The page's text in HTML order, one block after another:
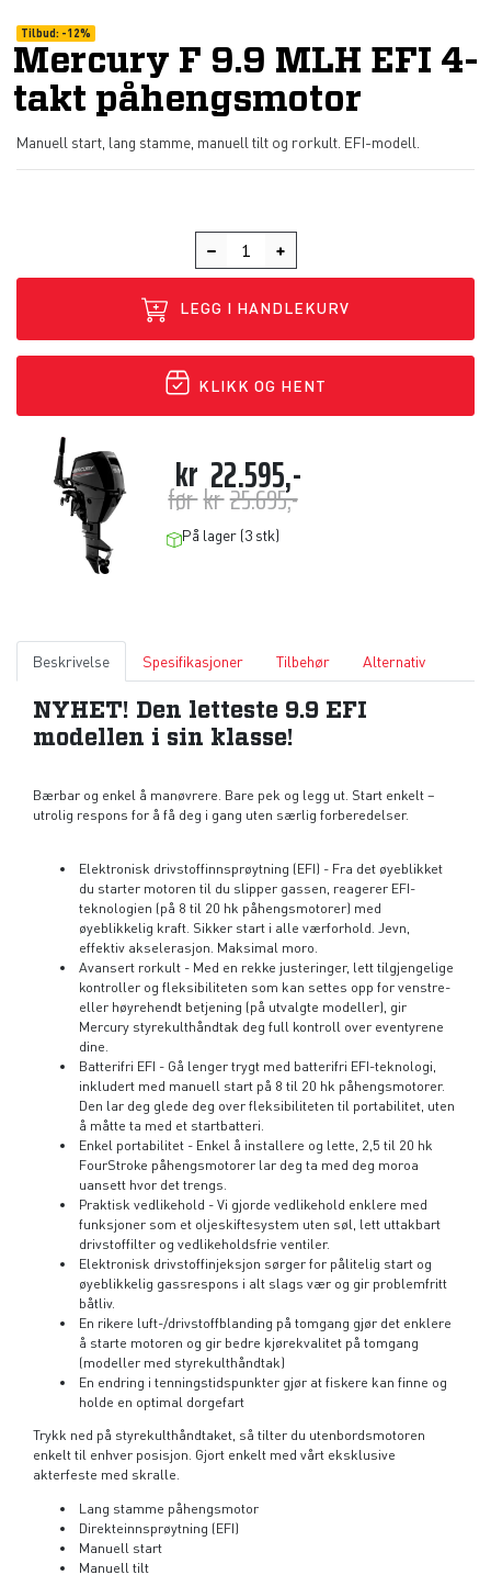
Tilbud: -12%
Mercury F 9.9 MLH EFI 4-
takt påhengsmotor
Manuell start, lang stamme, manuell tilt og rorkult. EFI-modell.
LEGG I HANDLEKURV
KLIKK OG HENT
kr 22.595,-
førkr25.695,-
På lager (3 stk)
Beskrivelse Spesifikasjoner Tilbehør Alternativ
NYHET! Den letteste 9.9 EFI
modellen i sin klasse!
Bærbar og enkel å manøvrere. Bare pek og legg ut. Start enkelt –
utrolig respons for å få deg i gang uten særlig forberedelser.
Elektronisk drivstoffinnsprøytning (EFI) - Fra det øyeblikket
du starter motoren til du slipper gassen, reagerer EFI-
teknologien (på 8 til 20 hk påhengsmotorer) med
øyeblikkelig kraft. Sikker start i alle værforhold. Jevn,
effektiv akselerasjon. Maksimal moro.
Avansert rorkult - Med en rekke justeringer, lett tilgjengelige
kontroller og fleksibiliteten som kan settes opp for venstre-
eller høyrehendt betjening (på utvalgte modeller), gir
Mercury styrekulthåndtak deg full kontroll over eventyrene
dine.
Batterifri EFI - Gå lenger trygt med batterifri EFI-teknologi,
inkludert med manuell start på 8 til 20 hk påhengsmotorer.
Den lar deg glede deg over fleksibiliteten til portabilitet, uten
å måtte ta med et startbatteri.
Enkel portabilitet - Enkel å installere og lette, 2,5 til 20 hk
FourStroke påhengsmotorer lar deg ta med deg moroa
uansett hvor det trengs.
Praktisk vedlikehold - Vi gjorde vedlikehold enklere med
funksjoner som et oljeskiftesystem uten søl, lett uttakbart
drivstoffilter og vedlikeholdsfrie ventiler.
Elektronisk drivstoffinjeksjon sørger for pålitelig start og
øyeblikkelig gassrespons i alt slags vær og gir problemfritt
båtliv.
En rikere luft-/drivstoffblanding på tomgang gjør det enklere
å starte motoren og gir bedre kjørekvalitet på tomgang
(modeller med styrekulthåndtak)
En endring i tenningstidspunkter gjør at fiskere kan finne og
holde en optimal dorgefart
Trykk ned på styrekulthåndtaket, så tilter du utenbordsmotoren
enkelttil enhver posisjon. Gjort enkelt med vårt eksklusive
akterfeste med skralle.
Lang stamme påhengsmotor
Direkteinnsprøytning (EFI)
Manuell start
Manuell tilt